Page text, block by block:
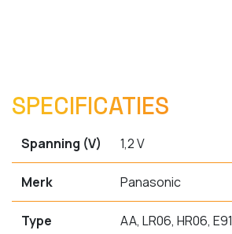
SPECIFICATIES
Spanning (V) 1,2 V
Merk Panasonic
Type AA, LR06, HR06, E91